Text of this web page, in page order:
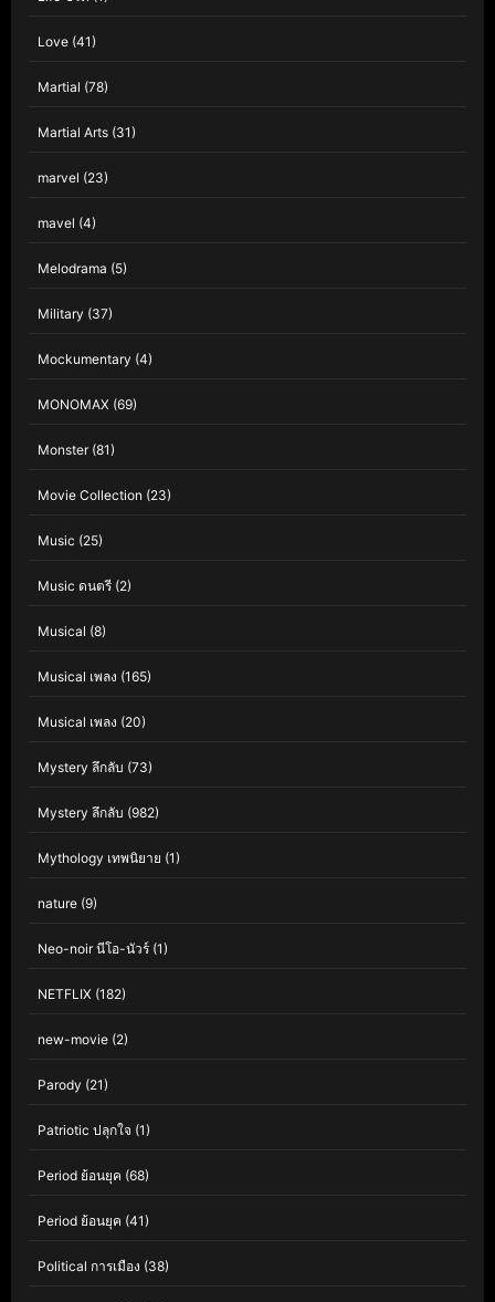
Love (41)
Martial (78)
Martial Arts (31)
marvel (23)
mavel (4)
Melodrama (5)
Military (37)
Mockumentary (4)
MONOMAX (69)
Monster(81)
Movie Collection (23)
Music (25)
Music ดนตรี (2)
Musical (8)
Musical เพลง (165)
Musical เพลง (20)
Mystery ลึกลับ (73)
Mystery ลึกลับ (982)
Mythology เทพนิยาย (1)
nature (9)
Neo-noir นีโอ-นัวร์ (1)
NETFLIX (182)
new-movie (2)
Parody (21)
Patriotic ปลุกใจ (1)
Period ย้อนยุค (68)
Period ย้อนยุค (41)
Political การเมือง (38)